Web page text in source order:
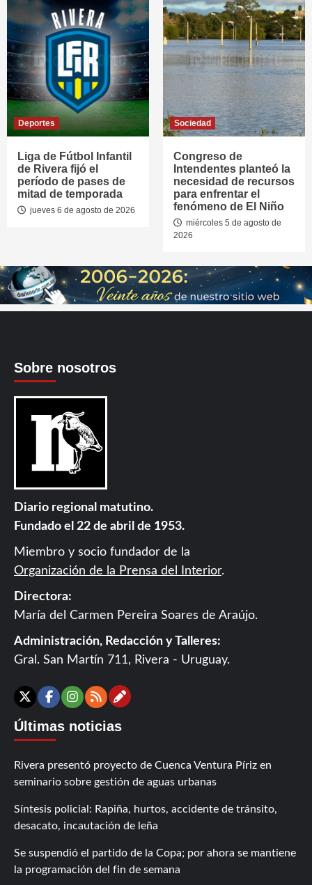
Deportes
Liga de Fútbol Infantil
de Rivera fijó el
período de pases de
mitad de temporada
jueves 6 de agosto de 2026
Sociedad
Congreso de
Intendentes planteó la
necesidad de recursos
para enfrentar el
fenómeno de El Niño
miércoles 5 de agosto de
2026
Sobre nosotros
Diario regional matutino.
Fundado el 22 de abril de 1953.
Miembro y socio fundador de la
Organización de la Prensa del Interior.
Directora:
María del Carmen Pereira Soares de Araújo.
Administración, Redacción y Talleres:
Gral. San Martín 711, Rivera - Uruguay.
X Facebook
Instagram
RSSContáctanos
Últimas noticias
Rivera presentó proyecto de Cuenca Ventura Píriz en
seminario sobre gestión de aguas urbanas
Síntesis policial: Rapiña, hurtos, accidente de tránsito,
desacato, incautación de leña
Se suspendió el partido de la Copa; por ahora se mantiene
la programación del fin de semana